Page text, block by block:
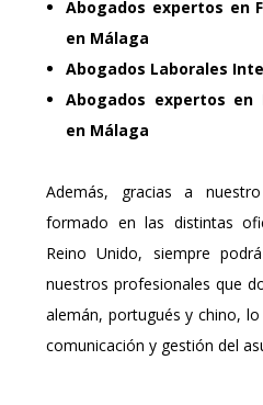
Abogados expertos en
en Málaga
Abogados Laborales
Abogados expertos en
en Málaga
Además, gracias a nuestro
formado en las distintas
Reino Unido, siempre
nuestros profesionales que
alemán, portugués y chino,
comunicación y gestión del